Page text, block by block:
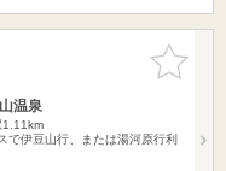
お気に入
りに追加
温泉
1.11km
で伊豆山行、または湯河原行利